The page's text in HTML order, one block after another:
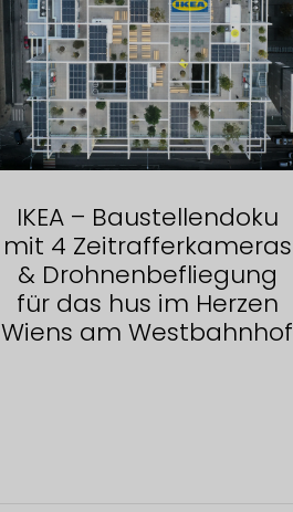
IKEA – Baustellendoku
mit 4 Zeitrafferkameras
& Drohnenbefliegung
für das hus im Herzen
Wiens am Westbahnhof